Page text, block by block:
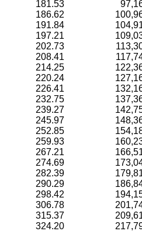
181.53
186.62
191.84
197.21
202.73
208.41
214.25
220.24
226.41
232.75
239.27
245.97
252.85
259.93
267.21
274.69
282.39
290.29
298.42
306.78
315.37
324.20